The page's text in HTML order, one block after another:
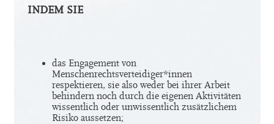
INDEM SIE
das Engagement von
Menschenrechtsverteidiger*innen
respektieren, sie also weder bei ihrer Arbeit
behindern noch durch die eigenen Aktivitäten
wissentlich oder unwissentlich zusätzlichem
Risiko aussetzen;